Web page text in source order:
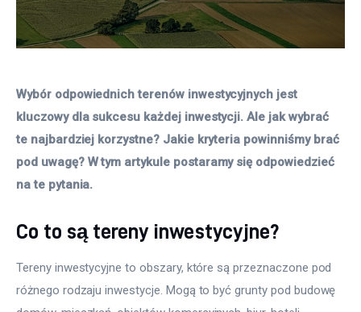
Zdrowie
Więcej
Wybór odpowiednich terenów inwestycyjnych jest
kluczowy dla sukcesu każdej inwestycji. Ale jak wybrać
te najbardziej korzystne? Jakie kryteria powinniśmy brać
pod uwagę? W tym artykule postaramy się odpowiedzieć
na te pytania.
Co to są tereny inwestycyjne?
Tereny inwestycyjne to obszary, które są przeznaczone pod
różnego rodzaju inwestycje. Mogą to być grunty pod budowę